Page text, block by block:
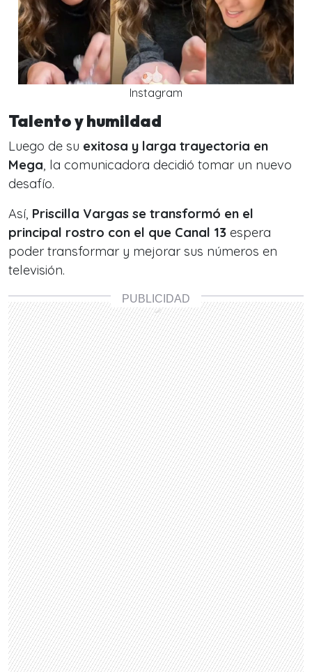
Instagram
Talento y humildad
Luego de su exitosa y larga trayectoria en
Mega, la comunicadora decidió tomar un nuevo
desafío.
Así, Priscilla Vargas se transformó en el
principal rostro con el que Canal 13 espera
poder transformar y mejorar sus números en
televisión.